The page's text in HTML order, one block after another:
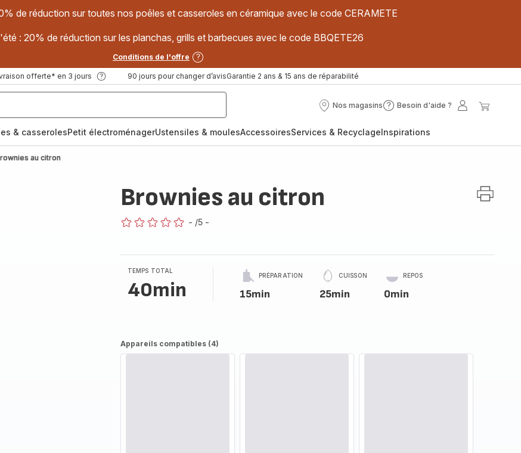
de réduction sur toutes nos poêles et casseroles en céramique avec le code CERAMETE
: 20% de réduction sur les planchas, grills et barbecues avec le code BBQETE26
Conditions de l'offre
offerte* en 3 jours 90 jours pour changer d’avisGarantie 2 ans & 15 ans de réparabilité
Nos magasins
Nos
Besoin d'aide ?
Besoin
?
Mon
& casserolesPetit électroménagerUstensiles & moulesAccessoiresServices & RecyclageInspirations
au citron
Brownies au citron
- /5 -
TEMPS TOTAL
40min
PRÉPARATION
15min
CUISSON
25min
REPOS
0min
Appareils compatibles (4)